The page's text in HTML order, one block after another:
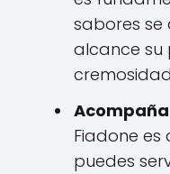
sabores se
alcance su
Fiadone es
puedes